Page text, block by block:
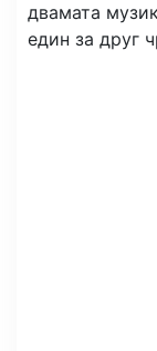
двамата
един за друг